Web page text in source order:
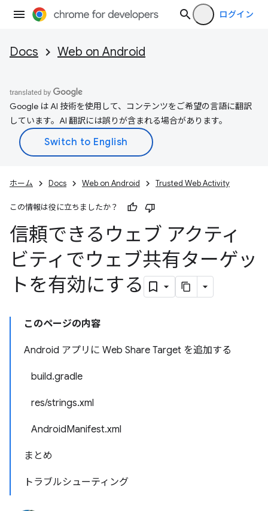
ログイン
Docs Web on Android
Google は AI 技術を使用して、コンテンツをご希望の言語に翻訳
しています。AI 翻訳には誤りが含まれる場合があります。
ホーム Docs Web on Android Trusted Web Activity
この情報は役に立ちましたか？
信頼できるウェブ アクティ
ビティでウェブ共有ターゲッ
トを有効にする
このページの内容
Android アプリに Web Share Target を追加する
build.gradle
res/strings.xml
AndroidManifest.xml
まとめ
トラブルシューティング